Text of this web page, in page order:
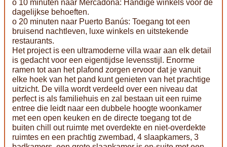
o 10 minuten naar Mercadona: Handige winkels voor de
dagelijkse behoeften.
o 20 minuten naar Puerto Banús: Toegang tot een
bruisend nachtleven, luxe winkels en uitstekende
restaurants.
Het project is een ultramoderne villa waar aan elk detail
is gedacht voor een eigentijdse levensstijl. Enorme
ramen tot aan het plafond zorgen ervoor dat je vanuit
elke hoek van het pand kunt genieten van het prachtige
uitzicht. De villa wordt verdeeld over een niveau dat
perfect is als familiehuis en zal bestaan uit een ruime
entree die leidt naar een dubbele hoogte woonkamer
met een open keuken en de directe toegang tot de
buiten chill out ruimte met overdekte en niet-overdekte
ruimtes en een prachtig zwembad, 4 slaapkamers, 3